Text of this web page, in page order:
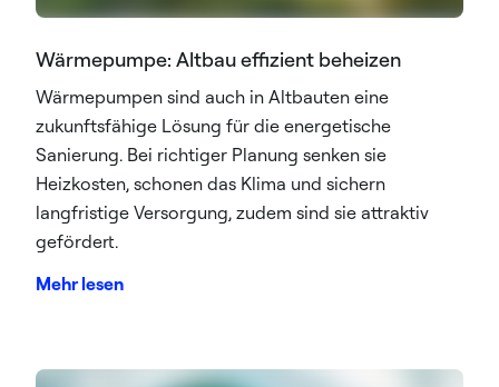
Wärmepumpe: Altbau effizient beheizen
Wärmepumpen sind auch in Altbauten eine
zukunftsfähige Lösung für die energetische
Sanierung. Bei richtiger Planung senken sie
Heizkosten, schonen das Klima und sichern
langfristige Versorgung, zudem sind sie attraktiv
gefördert.
Mehr lesen